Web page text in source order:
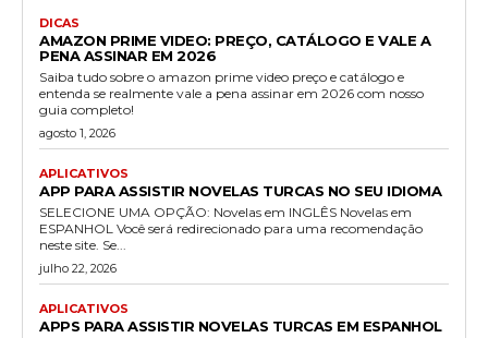
DICAS
AMAZON PRIME VIDEO: PREÇO, CATÁLOGO E VALE A
PENA ASSINAR EM 2026
Saiba tudo sobre o amazon prime video preço e catálogo e
entenda se realmente vale a pena assinar em 2026 com nosso
guia completo!
agosto 1, 2026
APLICATIVOS
APP PARA ASSISTIR NOVELAS TURCAS NO SEU IDIOMA
SELECIONE UMA OPÇÃO: Novelas em INGLÊS Novelas em
ESPANHOL Você será redirecionado para uma recomendação
neste site. Se...
julho 22, 2026
APLICATIVOS
APPS PARA ASSISTIR NOVELAS TURCAS EM ESPANHOL